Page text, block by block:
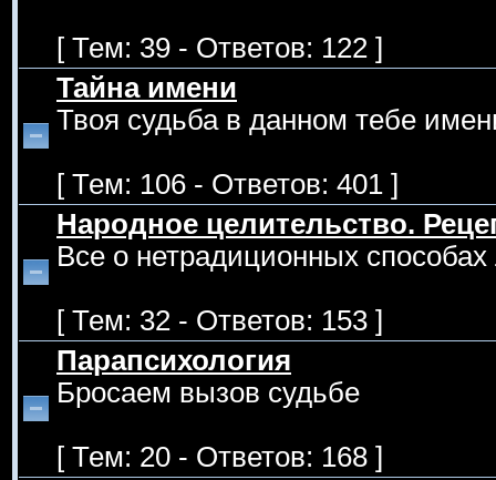
[ Тем: 39 - Ответов: 122 ]
Тайна имени
Твоя судьба в данном тебе
[ Тем: 106 - Ответов: 401 ]
Народное целительство.
Все о нетрадиционных способах
[ Тем: 32 - Ответов: 153 ]
Парапсихология
Бросаем вызов судьбе
[ Тем: 20 - Ответов: 168 ]